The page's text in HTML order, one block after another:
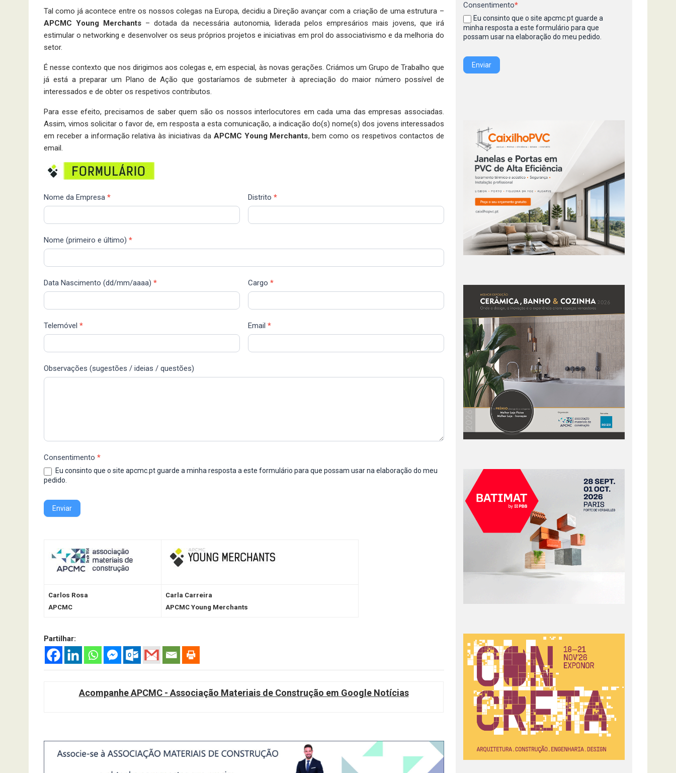
Tal como já acontece entre os nossos colegas na Europa, decidiu a Direção avançar com a criação de uma estrutura –
APCMC Young Merchants – dotada da necessária autonomia, liderada pelos empresários mais jovens, que irá
estimular o networking e desenvolver os seus próprios projetos e iniciativas em prol do associativismo e da melhoria do
setor.
É nesse contexto que nos dirigimos aos colegas e, em especial, às novas gerações. Criámos um Grupo de Trabalho que
já está a preparar um Plano de Ação que gostaríamos de submeter à apreciação do maior número possível de
interessados e de obter os respetivos contributos.
Para esse efeito, precisamos de saber quem são os nossos interlocutores em cada uma das empresas associadas.
Assim, vimos solicitar o favor de, em resposta a esta comunicação, a indicação do(s) nome(s) dos jovens interessados
em receber a informação relativa às iniciativas da APCMC Young Merchants, bem como os respetivos contactos de
email.
APCMC
Young
Merchants
Inscrição
Nome da Empresa * Distrito *
Nome (primeiro e último) *
Data Nascimento (dd/mm/aaaa) * Cargo *
Telemóvel * Email *
Observações (sugestões / ideias / questões)
Consentimento *
pedido.
Enviar
Carlos Rosa
APCMC
Carla Carreira
APCMC Young Merchants
Partilhar:
Acompanhe APCMC - Associação Materiais de Construção em Google Notícias
Consentimento*
Eu consinto que o site apcmc.pt guarde a
minha resposta a este formulário para que
possam usar na elaboração do meu pedido.
Enviar